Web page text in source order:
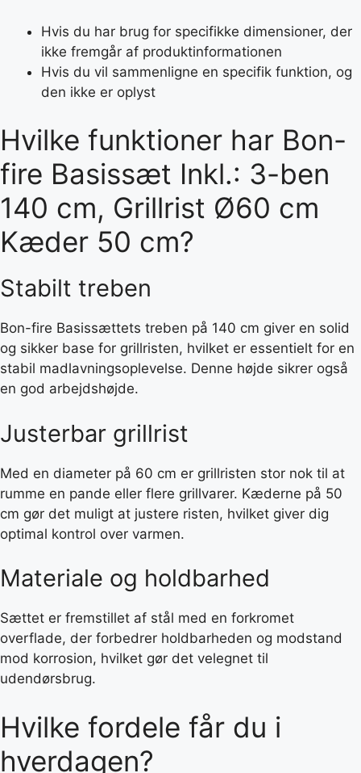
Hvis du har brug for specifikke dimensioner, der
ikke fremgår af produktinformationen
Hvis du vil sammenligne en specifik funktion, og
den ikke er oplyst
Hvilke funktioner har Bon-
fire Basissæt Inkl.: 3-ben
140 cm, Grillrist Ø60 cm
Kæder 50 cm?
Stabilt treben
Bon-fire Basissættets treben på 140 cm giver en solid
og sikker base for grillristen, hvilket er essentielt for en
stabil madlavningsoplevelse. Denne højde sikrer også
en god arbejdshøjde.
Justerbar grillrist
Med en diameter på 60 cm er grillristen stor nok til at
rumme en pande eller flere grillvarer. Kæderne på 50
cm gør det muligt at justere risten, hvilket giver dig
optimal kontrol over varmen.
Materiale og holdbarhed
Sættet er fremstillet af stål med en forkromet
overflade, der forbedrer holdbarheden og modstand
mod korrosion, hvilket gør det velegnet til
udendørsbrug.
Hvilke fordele får du i
hverdagen?